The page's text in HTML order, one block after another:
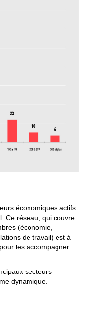
économiques actifs
Ce réseau, qui couvre
(économie,
de travail) est à
les accompagner
secteurs
dynamique.